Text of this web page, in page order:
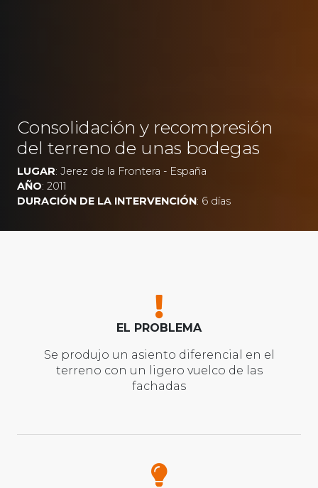
Consolidación y recompresión
del terreno de unas bodegas
LUGAR: Jerez de la Frontera - España
AÑO: 2011
DURACIÓN DE LA INTERVENCIÓN: 6 días
EL PROBLEMA
Se produjo un asiento diferencial en el
terreno con un ligero vuelco de las
fachadas